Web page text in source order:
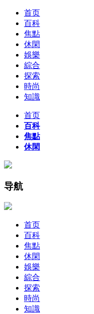
首页
百科
焦點
休閑
娛樂
綜合
探索
時尚
知識
首页
百科
焦點
休閑
导航
首页
百科
焦點
休閑
娛樂
綜合
探索
時尚
知識